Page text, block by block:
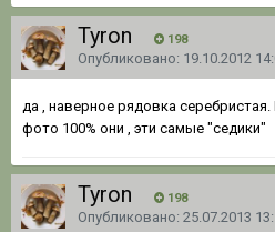
Tyron 198
Опубликовано: 19.10.2012
да , наверное рядовка
фото 100% они , эти самые "седики"
Tyron 198
Опубликовано: 25.07.2013